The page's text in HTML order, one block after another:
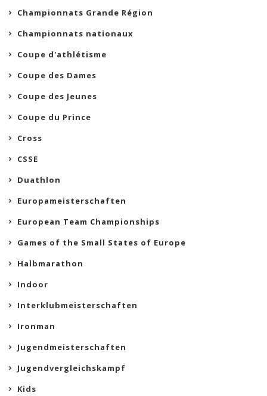
Championnats Grande Région
Championnats nationaux
Coupe d'athlétisme
Coupe des Dames
Coupe des Jeunes
Coupe du Prince
Cross
CSSE
Duathlon
Europameisterschaften
European Team Championships
Games of the Small States of Europe
Halbmarathon
Indoor
Interklubmeisterschaften
Ironman
Jugendmeisterschaften
Jugendvergleichskampf
Kids